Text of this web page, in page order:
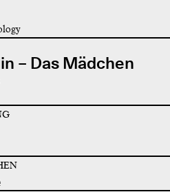
– Das Mädchen